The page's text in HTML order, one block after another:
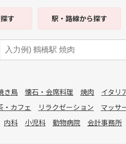
す 駅・路線から探す
き鳥 懐石・会席料理 焼肉 イタリ
・カフェ リラクゼーション マッサ
内科 小児科 動物病院 会計事務所